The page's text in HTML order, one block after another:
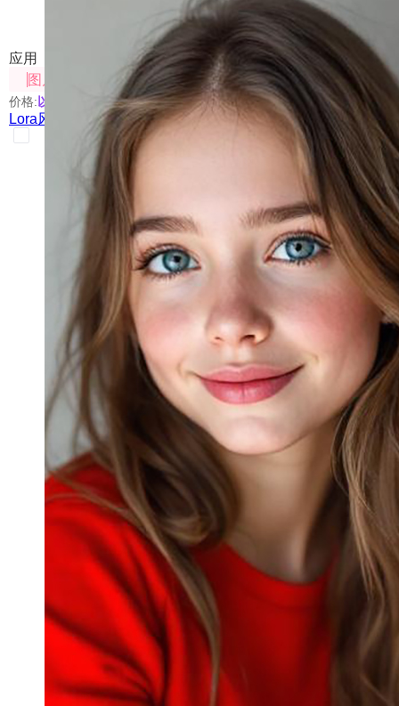
训练和使用Lora模型生成不同风格的创意图片
应用
图片处理
价格: 以具体使用的模型为准
Lora风格创意站